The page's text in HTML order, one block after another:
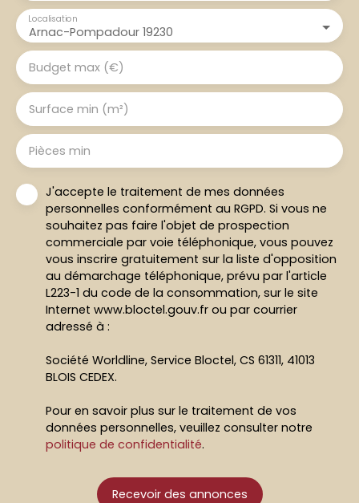
Arnac-Pompadour 19230
Localisation
Budget max (€)
Surface min (m²)
Pièces min
J'accepte le traitement de mes données
personnelles conformément au RGPD. Si vous ne
souhaitez pas faire l'objet de prospection
commerciale par voie téléphonique, vous pouvez
vous inscrire gratuitement sur la liste d'opposition
au démarchage téléphonique, prévu par l'article
L223-1 du code de la consommation, sur le site
Internet www.bloctel.gouv.fr ou par courrier
adressé à :
Société Worldline, Service Bloctel, CS 61311, 41013
BLOIS CEDEX.
Pour en savoir plus sur le traitement de vos
données personnelles, veuillez consulter notre
politique de confidentialité.
Recevoir des annonces